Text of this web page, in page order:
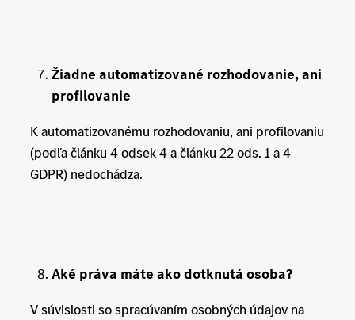
Žiadne automatizované rozhodovanie, ani
profilovanie
K automatizovanému rozhodovaniu, ani profilovaniu
(podľa článku 4 odsek 4 a článku 22 ods. 1 a 4
GDPR) nedochádza.
Aké práva máte ako dotknutá osoba?
V súvislosti so spracúvaním osobných údajov na